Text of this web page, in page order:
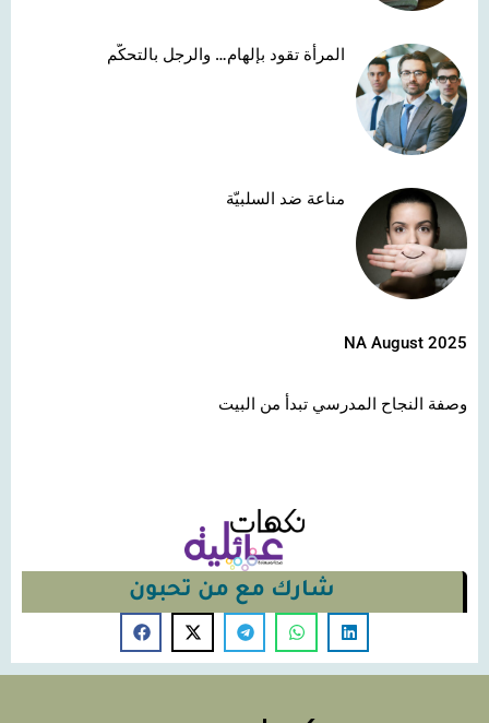
المرأة تقود بإلهام… والرجل بالتحكّم
مناعة ضد السلبيّة
NA August 2025
وصفة النجاح المدرسي تبدأ من البيت
شارك مع من تحبون